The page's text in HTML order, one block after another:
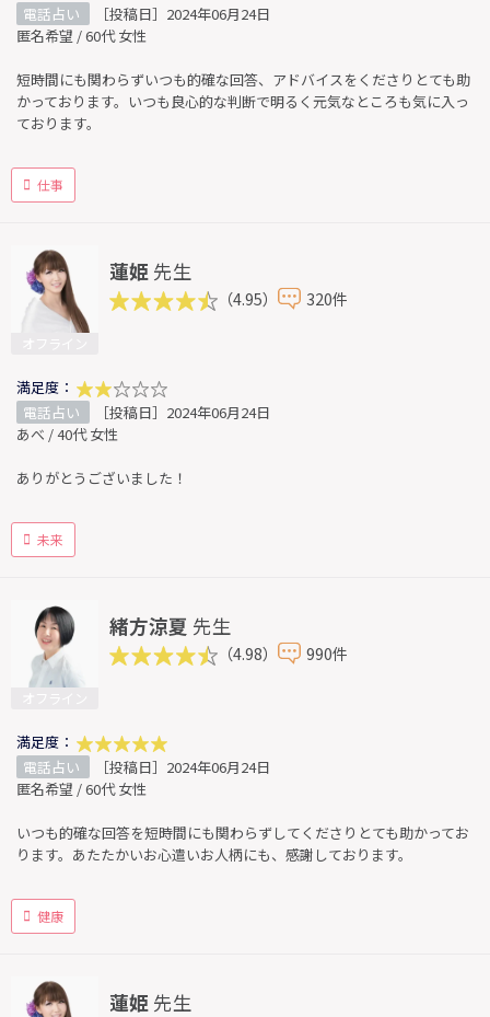
電話占い
［投稿日］2024年06月24日
匿名希望 / 60代 女性
短時間にも関わらずいつも的確な回答、アドバイスをくださりとても助
かっております。いつも良心的な判断で明るく元気なところも気に入っ
ております。
仕事
蓮姫 先生
（4.95） 320件
満足度：
電話占い
［投稿日］2024年06月24日
あべ / 40代 女性
ありがとうございました！
未来
緒方涼夏 先生
（4.98） 990件
満足度：
電話占い
［投稿日］2024年06月24日
匿名希望 / 60代 女性
いつも的確な回答を短時間にも関わらずしてくださりとても助かってお
ります。あたたかいお心遣いお人柄にも、感謝しております。
健康
蓮姫 先生